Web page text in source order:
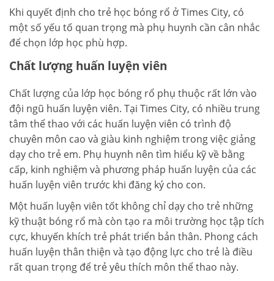
Khi quyết định cho trẻ học bóng rổ ở Times City, có
một số yếu tố quan trọng mà phụ huynh cần cân nhắc
để chọn lớp học phù hợp.
Chất lượng huấn luyện viên
Chất lượng của lớp học bóng rổ phụ thuộc rất lớn vào
đội ngũ huấn luyện viên. Tại Times City, có nhiều trung
tâm thể thao với các huấn luyện viên có trình độ
chuyên môn cao và giàu kinh nghiệm trong việc giảng
dạy cho trẻ em. Phụ huynh nên tìm hiểu kỹ về bằng
cấp, kinh nghiệm và phương pháp huấn luyện của các
huấn luyện viên trước khi đăng ký cho con.
Một huấn luyện viên tốt không chỉ dạy cho trẻ những
kỹ thuật bóng rổ mà còn tạo ra môi trường học tập tích
cực, khuyến khích trẻ phát triển bản thân. Phong cách
huấn luyện thân thiện và tạo động lực cho trẻ là điều
rất quan trọng để trẻ yêu thích môn thể thao này.